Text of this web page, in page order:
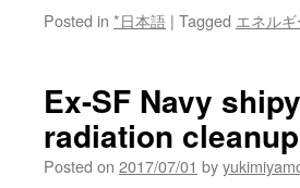
Posted in *日本語 | Tagged エネル
Ex-SF Navy
radiation
Posted on 2017/07/01 by